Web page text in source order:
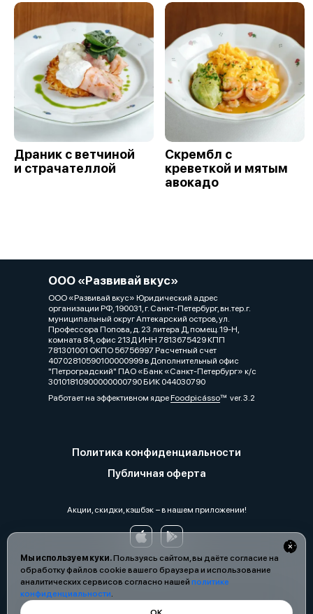
Мы используем куки.Пользуясь сайтом, вы даёте согласие на
обработку файлов cookie вашего браузера и использование
аналитических сервисов согласно нашей политике
конфиденциальности.
Драник с ветчиной
и страчателлой
Скрембл с
креветкой и мятым
авокадо
ООО «Развивай вкус»
ООО «Развивай вкус» Юридический адрес
организации РФ, 190031, г. Санкт-Петербург, вн.тер.г.
муниципальный округ Аптекарский остров, ул.
Профессора Попова, д. 23 литера Д, помещ. 19-Н,
комната 84, офис 213Д ИНН 7813675429 КПП
781301001 ОКПО 56756997 Расчетный счет
40702810590100000999 в Дополнительный офис
"Петроградский" ПАО «Банк «Санкт-Петербург» к/с
30101810900000000790 БИК 044030790
Работает на эффективном ядреFoodpicássover. 3.2
Политика конфиденциальности
Публичная оферта
Акции, скидки, кэшбэк − в нашем приложении!